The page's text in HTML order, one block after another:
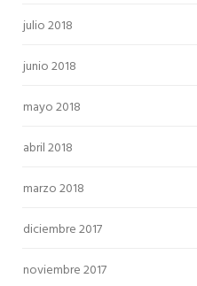
julio 2018
junio 2018
mayo 2018
abril 2018
marzo 2018
diciembre 2017
noviembre 2017